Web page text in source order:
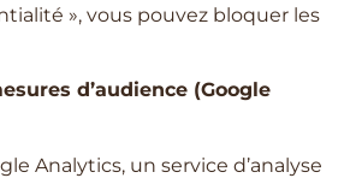
», vous pouvez bloquer les
d’audience (Google
Analytics, un service d’analyse